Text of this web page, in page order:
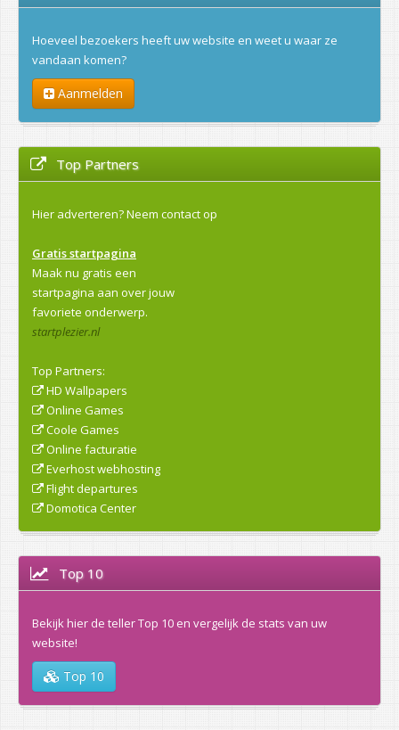
Hoeveel bezoekers heeft uw website en weet u waar ze
vandaan komen?
Aanmelden
Top Partners
Hier adverteren?Neem contact op
Gratis startpagina
Maak nu gratis een
startpagina aan over jouw
favoriete onderwerp.
startplezier.nl
Top Partners:
HD Wallpapers
Online Games
Coole Games
Online facturatie
Everhost webhosting
Flight departures
Domotica Center
Top 10
Bekijk hier de teller Top 10 en vergelijk de stats van uw
website!
Top 10